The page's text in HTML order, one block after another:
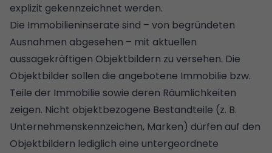
explizit gekennzeichnet werden.
Die Immobilieninserate sind – von begründeten
Ausnahmen abgesehen – mit aktuellen
aussagekräftigen Objektbildern zu versehen. Die
Objektbilder sollen die angebotene Immobilie bzw.
Teile der Immobilie sowie deren Räumlichkeiten
zeigen. Nicht objektbezogene Bestandteile (z. B.
Unternehmenskennzeichen, Marken) dürfen auf den
Objektbildern lediglich eine untergeordnete